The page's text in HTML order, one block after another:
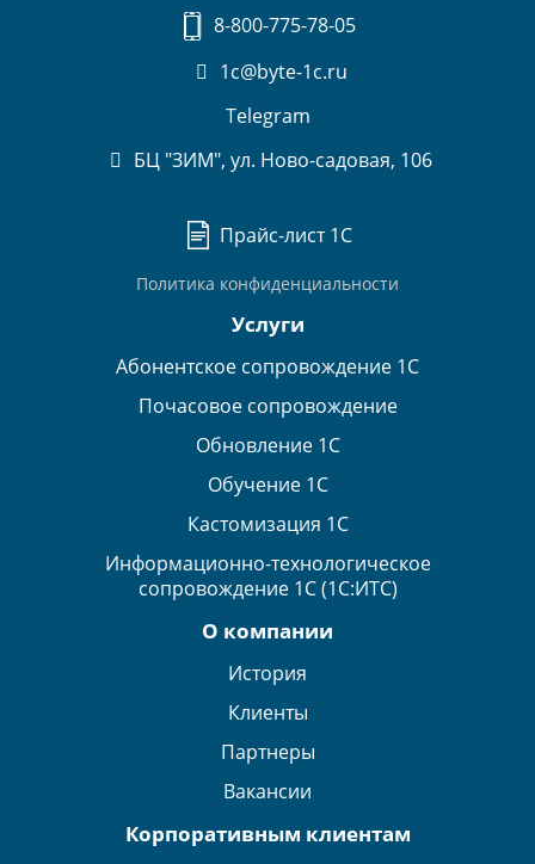
8-800-775-78-05
1c@byte-1c.ru
Telegram
БЦ "ЗИМ", ул. Ново-садовая, 106
Прайс-лист 1С
Политика конфиденциальности
Услуги
Абонентское сопровождение 1С
Почасовое сопровождение
Обновление 1С
Обучение 1С
Кастомизация 1С
Информационно-технологическое
сопровождение 1С (1С:ИТС)
О компании
История
Клиенты
Партнеры
Вакансии
Корпоративным клиентам